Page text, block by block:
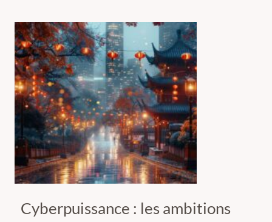
Cyberpuissance : les ambitions